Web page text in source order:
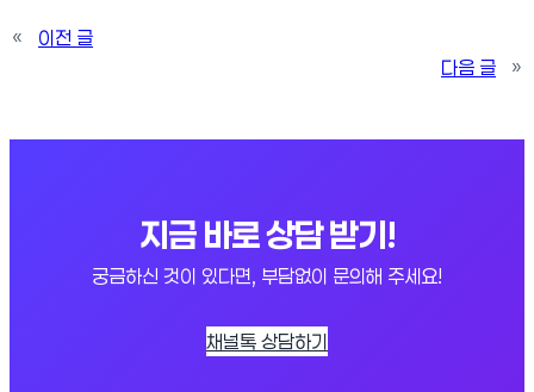
«
이전 글
다음 글
»
지금 바로 상담 받기!
궁금하신 것이 있다면, 부담없이 문의해 주세요!
채널톡 상담하기